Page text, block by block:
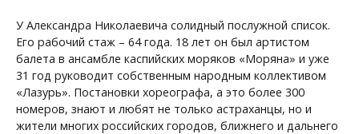
У Александра Николаевича солидный послужной список.
Его рабочий стаж – 64 года. 18 лет он был артистом
балета в ансамбле каспийских моряков «Моряна» и уже
31 год руководит собственным народным коллективом
«Лазурь». Постановки хореографа, а это более 300
номеров, знают и любят не только астраханцы, но и
жители многих российских городов, ближнего и дальнего